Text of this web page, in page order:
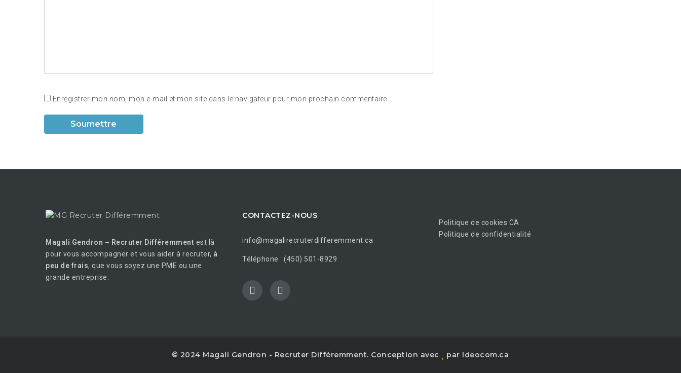
Enregistrer mon nom, mon e-mail et mon site dans le navigateur pour mon prochain commentaire.
Magali Gendron – Recruter Différemment est là
pour vous accompagner et vous aider à recruter, à
peu de frais, que vous soyez une PME ou une
grande entreprise.
CONTACTEZ-NOUS
info@magalirecruterdifferemment.ca
Téléphone : (450) 501-8929
Politique de cookies CA
Politique de confidentialité
© 2024 Magali Gendron - Recruter Différemment. Conception avec par Ideocom.ca